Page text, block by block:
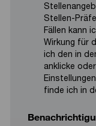
Stellen-
Fällen kann
Wirkung für
ich den in
anklicke
finde ich in